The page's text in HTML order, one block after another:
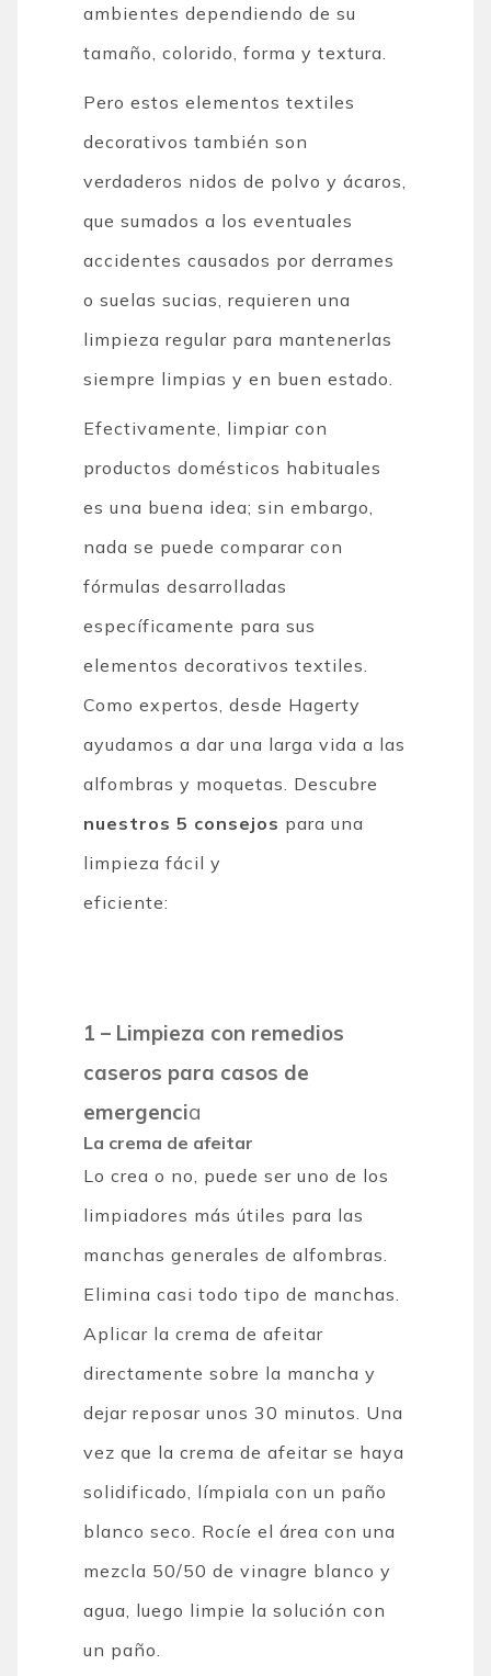
ambientes dependiendo de su
tamaño, colorido, forma y textura.
Pero estos elementos textiles
decorativos también son
verdaderos nidos de polvo y ácaros,
que sumados a los eventuales
accidentes causados ​​por derrames
o suelas sucias, requieren una
limpieza regular para mantenerlas
siempre limpias y en buen estado.
Efectivamente, limpiar con
productos domésticos habituales
es una buena idea; sin embargo,
nada se puede comparar con
fórmulas desarrolladas
específicamente para sus
elementos decorativos textiles.
Como expertos, desde Hagerty
ayudamos a dar una larga vida a las
alfombras y moquetas. Descubre
nuestros 5 consejos para una
limpieza fácil y
eficiente:
1 – Limpieza con remedios
caseros para casos de
emergencia
La crema de afeitar
Lo crea o no, puede ser uno de los
limpiadores más útiles para las
manchas generales de alfombras.
Elimina casi todo tipo de manchas.
Aplicar la crema de afeitar
directamente sobre la mancha y
dejar reposar unos 30 minutos. Una
vez que la crema de afeitar se haya
solidificado, límpiala con un paño
blanco seco. Rocíe el área con una
mezcla 50/50 de vinagre blanco y
agua, luego limpie la solución con
un paño.